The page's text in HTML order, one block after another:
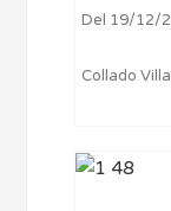
Del 19/12/
Collado